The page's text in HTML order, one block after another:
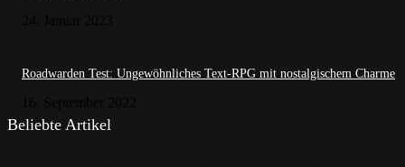
Roadwarden Test: Ungewöhnliches Text-RPG mit nostalgischem Charme
Beliebte Artikel